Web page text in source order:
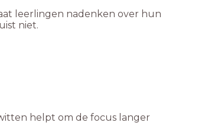
leerlingen nadenken over hun
niet.
helpt om de focus langer